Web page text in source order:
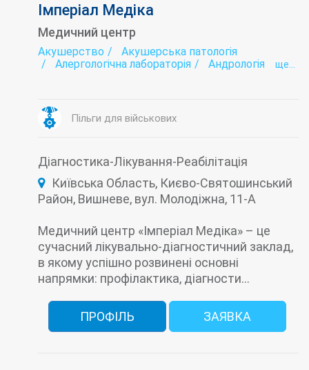
Імперіал Медіка
Медичний центр
Акушерство
Акушерська патологія
Алергологічна лабораторія
Андрологія
Вакцинація (щеплення)
Виклик лікаря додому
Гематологічні дослідження
Генетична діагностика
Гінекологія
Гіпертонія
Гіпоталамо-гіпофізарно-надниркова панель
Денний стаціонар
Дерматовенерологія
Дерматологія
Дитяча гінекологія
Дитяча дерматологія
Дитяча ендокринологія
Дитяча кардіологія
Дитяча кардіоревматологія
Дитяча консультація
Дитяча неврологія
Дитяча ортопедія
Дитяча отоларингологія (Дитячий ЛОР)
Дитяча офтальмологія
ще...
Пільги для військових
Діагностика-Лікування-Реабілітація
Київська Область, Києво-Святошинський
Район, Вишневе, вул. Молодіжна, 11-А
Медичний центр «Імперіал Медіка» – це
сучасний лікувально-діагностичний заклад,
в якому успішно розвинені основні
напрямки: профілактика, діагности...
ПРОФІЛЬ ЗАЯВКА